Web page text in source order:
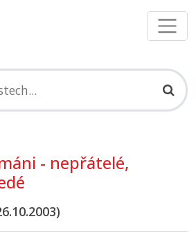
- nepřátelé,